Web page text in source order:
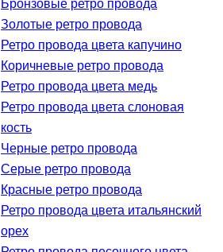
Бронзовые ретро провода
Золотые ретро провода
Ретро провода цвета капучино
Коричневые ретро провода
Ретро провода цвета медь
Ретро провода цвета слоновая
кость
Черные ретро провода
Серые ретро провода
Красные ретро провода
Ретро провода цвета итальянский
орех